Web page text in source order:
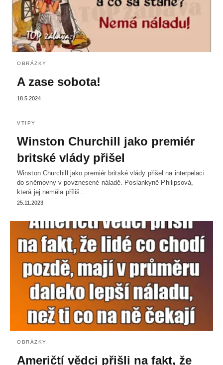
OBRÁZKY
A zase sobota!
18.5.2024
VTIPY
Winston Churchill jako premiér
britské vlády přišel
Winston Churchill jako premiér britské vlády přišel na interpelaci
do sněmovny v povznesené náladě. Poslankyně Philipsová,
která jej neměla příliš…
25.11.2023
OBRÁZKY
Američtí vědci přišli na fakt, že